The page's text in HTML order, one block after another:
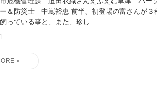
＆防災士 中嶌裕恵 前半、初登場の富さんが３
っている事と、また、珍し...